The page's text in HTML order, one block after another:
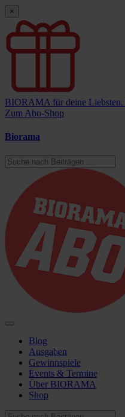
×
BIORAMA für deine Liebsten.
Zum Abo-Shop
Biorama
Blog
Ausgaben
Gewinnspiele
Events & Termine
Über BIORAMA
Shop